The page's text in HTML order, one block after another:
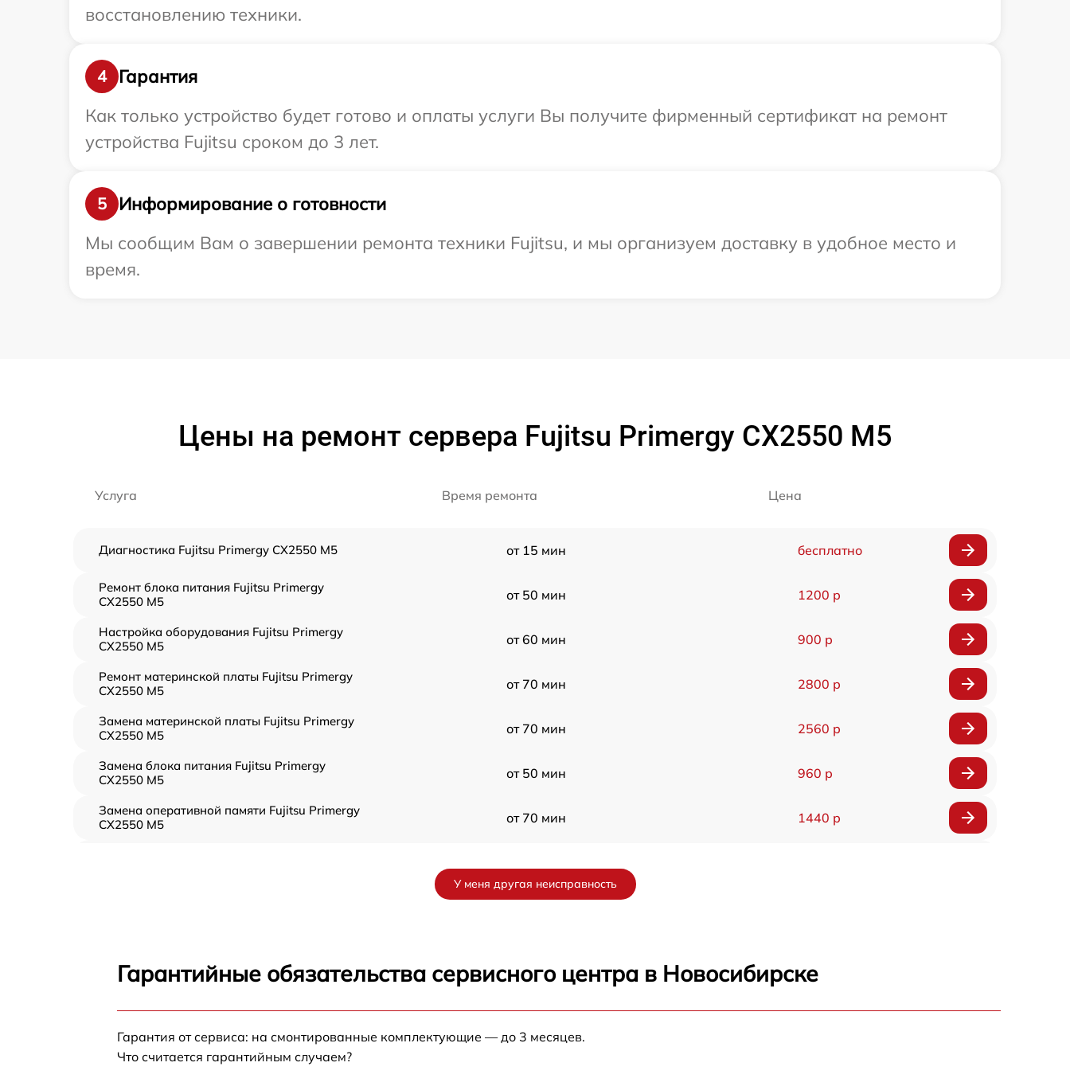
восстановлению техники.
4
Гарантия
Как только устройство будет готово и оплаты услуги Вы получите фирменный сертификат на ремонт
устройства Fujitsu сроком до 3 лет.
5
Информирование о готовности
Мы сообщим Вам о завершении ремонта техники Fujitsu, и мы организуем доставку в удобное место и
время.
Цены на ремонт сервера Fujitsu Primergy CX2550 M5
Услуга Время ремонта Цена
Диагностика Fujitsu Primergy CX2550 M5 от 15 мин бесплатно
Ремонт блока питания Fujitsu Primergy
CX2550 M5
от 50 мин 1200 р
Настройка оборудования Fujitsu Primergy
CX2550 M5
от 60 мин 900 р
Ремонт материнской платы Fujitsu Primergy
CX2550 M5
от 70 мин 2800 р
Замена материнской платы Fujitsu Primergy
CX2550 M5
от 70 мин 2560 р
Замена блока питания Fujitsu Primergy
CX2550 M5
от 50 мин 960 р
Замена оперативной памяти Fujitsu Primergy
CX2550 M5
от 70 мин 1440 р
Восстановление загрузчика BIOS Fujitsu
Ремонт СХД Fujitsu Primergy CX2550 M5 от 100 мин
У меня другая неисправность
Гарантийные обязательства сервисного центра в Новосибирске
Гарантия от сервиса: на смонтированные комплектующие — до 3 месяцев.
Что считается гарантийным случаем?